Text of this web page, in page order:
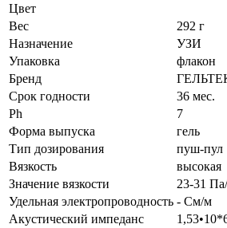
Цвет
Вес
292 г
Назначение
УЗИ
Упаковка
флакон
Бренд
Срок годности
36 мес.
Ph
7
Форма выпуска
гель
Тип дозирования
пуш-пул
Вязкость
высокая
Значение вязкости
23-31
Удельная электропроводность - См/м
Акустический импеданс